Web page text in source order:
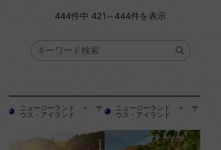
444件中 421～444件を表示
ニュージーランド ＞ サ
ウス・アイランド
ニュージーランド ＞ サ
ウス・アイランド